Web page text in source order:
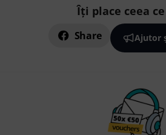
Îți place ceea
Share Ajutor